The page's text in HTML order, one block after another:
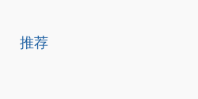
推荐